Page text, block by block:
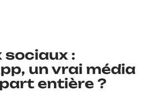
sociaux :
un vrai média
entière ?